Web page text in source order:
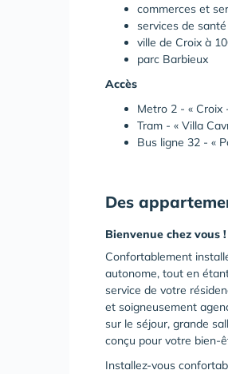
commerces et
services de
ville de Croix à
parc Barbieux
Accès
Metro 2 - « Croix
Tram - « Villa
Bus ligne 32 - «
Des
Bienvenue chez vous !
Confortablement
autonome, tout en
service de votre
et soigneusement
sur le séjour, grande
conçu pour votre bien-
Installez-vous